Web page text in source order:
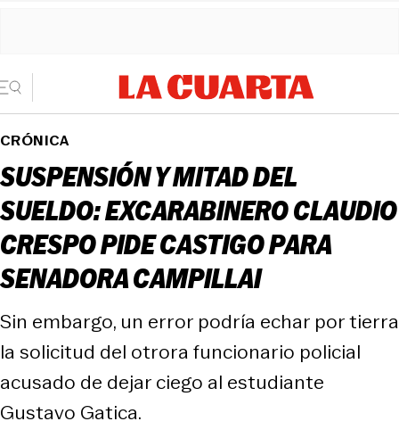
CRÓNICA
SUSPENSIÓN Y MITAD DEL
SUELDO: EXCARABINERO CLAUDIO
CRESPO PIDE CASTIGO PARA
SENADORA CAMPILLAI
Sin embargo, un error podría echar por tierra
la solicitud del otrora funcionario policial
acusado de dejar ciego al estudiante
Gustavo Gatica.